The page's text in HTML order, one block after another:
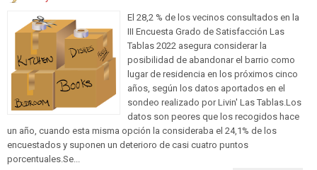
El 28,2 % de los vecinos consultados en la
III Encuesta Grado de Satisfacción Las
Tablas 2022 asegura considerar la
posibilidad de abandonar el barrio como
lugar de residencia en los próximos cinco
años, según los datos aportados en el
sondeo realizado por Livin' Las Tablas.Los
datos son peores que los recogidos hace
un año, cuando esta misma opción la consideraba el 24,1% de los
encuestados y suponen un deterioro de casi cuatro puntos
porcentuales.Se...